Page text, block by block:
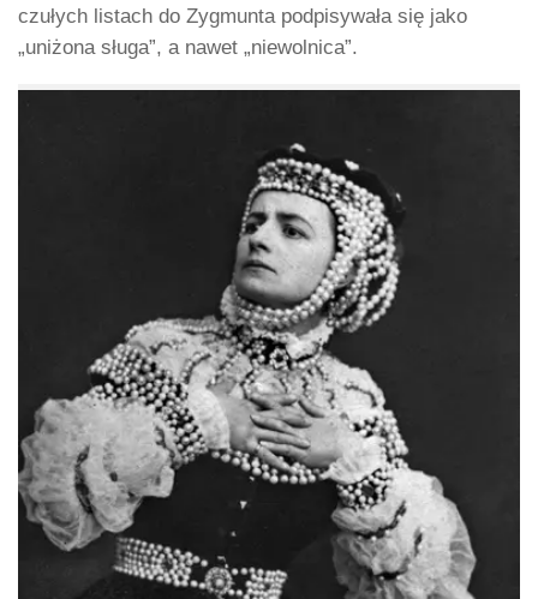
czułych listach do Zygmunta podpisywała się jako
„uniżona sługa”, a nawet „niewolnica”.